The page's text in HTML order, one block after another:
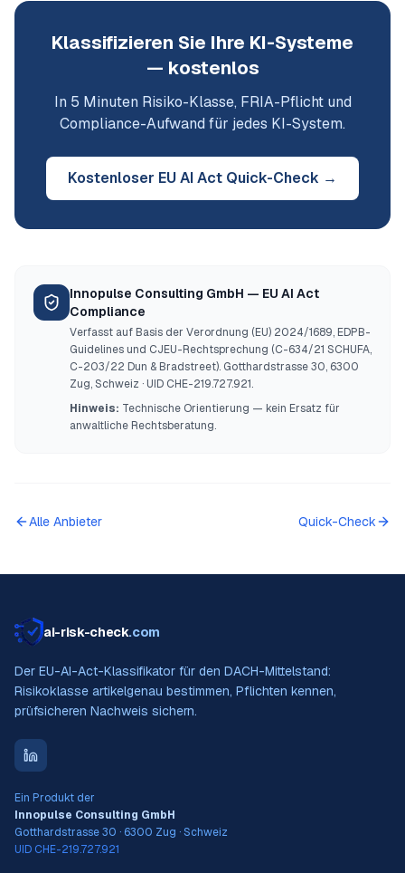
Klassifizieren Sie Ihre KI-Systeme
— kostenlos
In 5 Minuten Risiko-Klasse, FRIA-Pflicht und
Compliance-Aufwand für jedes KI-System.
Kostenloser EU AI Act Quick-Check →
Innopulse Consulting GmbH — EU AI Act
Compliance
Verfasst auf Basis der Verordnung (EU) 2024/1689, EDPB-
Guidelines und CJEU-Rechtsprechung (C-634/21 SCHUFA,
C-203/22 Dun & Bradstreet). Gotthardstrasse 30, 6300
Zug, Schweiz · UID CHE-219.727.921.
Hinweis: Technische Orientierung — kein Ersatz für
anwaltliche Rechtsberatung.
Alle Anbieter Quick-Check
ai-risk-check.com
Der EU-AI-Act-Klassifikator für den DACH-Mittelstand:
Risikoklasse artikelgenau bestimmen, Pflichten kennen,
prüfsicheren Nachweis sichern.
Ein Produkt der
Innopulse Consulting GmbH
Gotthardstrasse 30 · 6300 Zug · Schweiz
UID CHE-219.727.921